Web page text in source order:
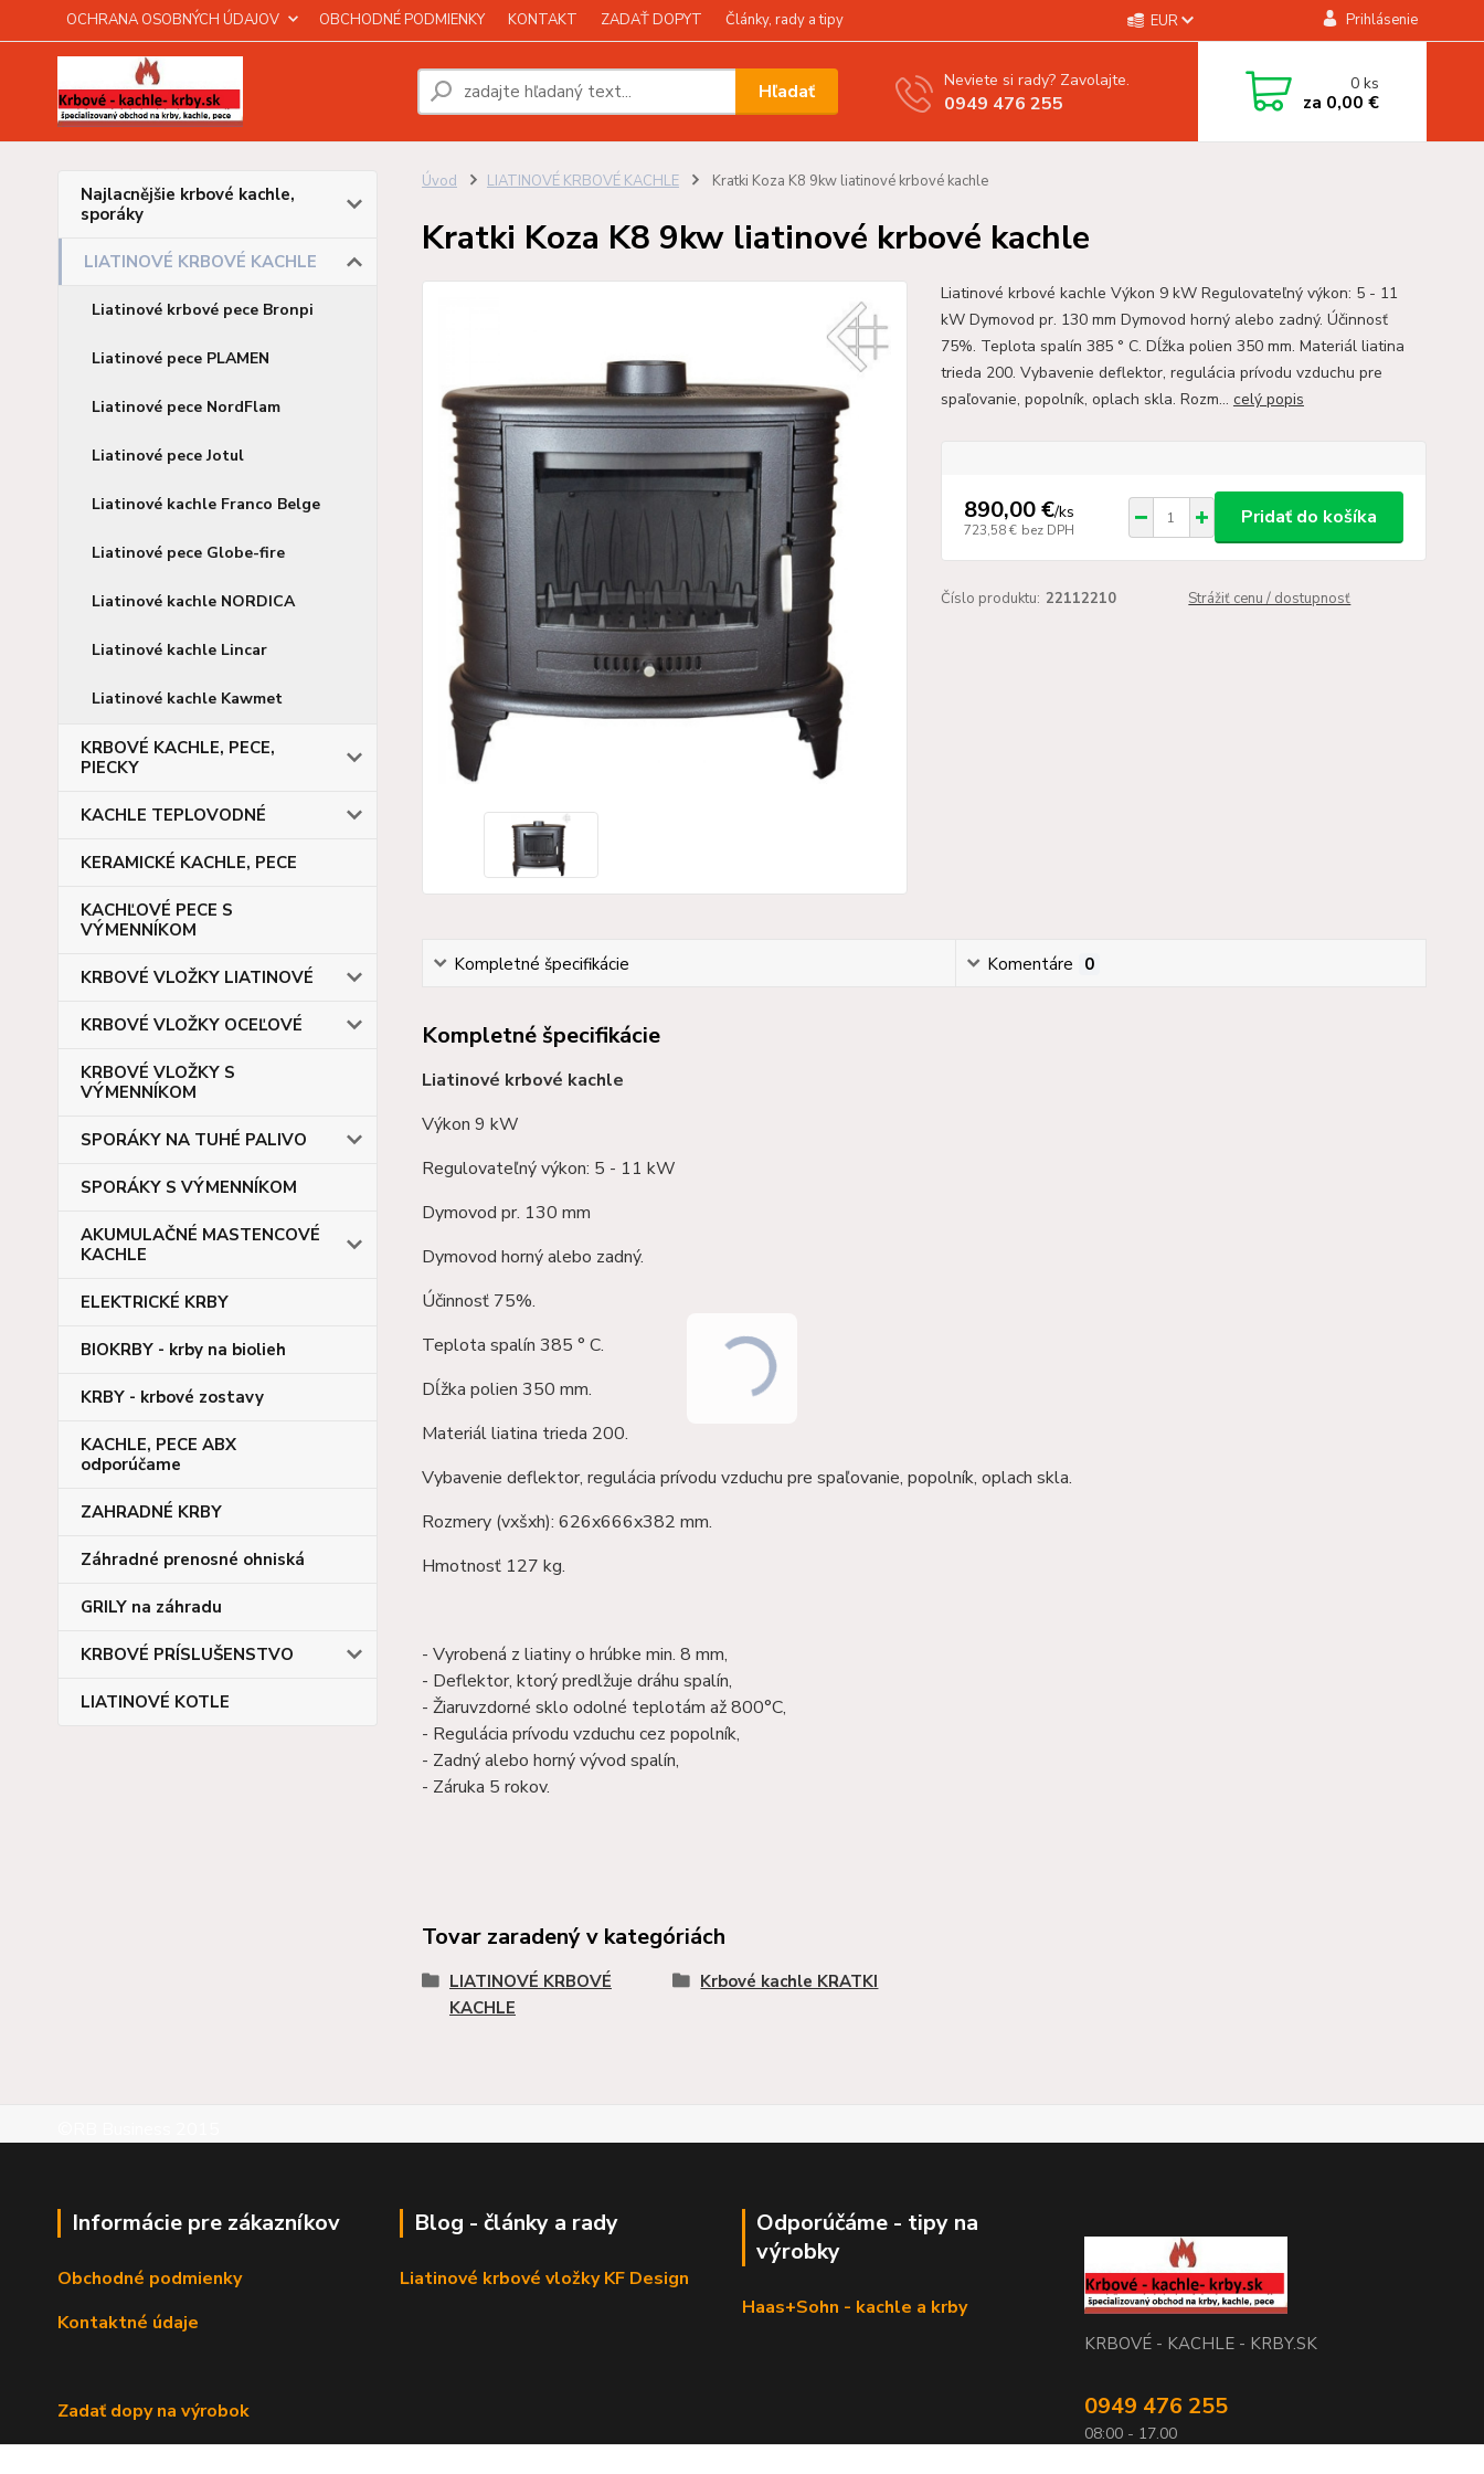
OCHRANA OSOBNÝCH ÚDAJOV OBCHODNÉ PODMIENKY KONTAKT ZADAŤ DOPYT Články, rady a tipy EUR Prihlásenie
Hľadať Neviete si rady? Zavolajte.
0949 476 255
0ks
za 0,00 €
Najlacnějšie krbové kachle,
sporáky
LIATINOVÉ KRBOVÉ KACHLE
Liatinové krbové pece Bronpi
Liatinové pece PLAMEN
Liatinové pece NordFlam
Liatinové pece Jotul
Liatinové kachle Franco Belge
Liatinové pece Globe-fire
Liatinové kachle NORDICA
Liatinové kachle Lincar
Liatinové kachle Kawmet
KRBOVÉ KACHLE, PECE,
PIECKY
KACHLE TEPLOVODNÉ
KERAMICKÉ KACHLE, PECE
KACHĽOVÉ PECE S
VÝMENNÍKOM
KRBOVÉ VLOŽKY LIATINOVÉ
KRBOVÉ VLOŽKY OCEĽOVÉ
KRBOVÉ VLOŽKY S
VÝMENNÍKOM
SPORÁKY NA TUHÉ PALIVO
SPORÁKY S VÝMENNÍKOM
AKUMULAČNÉ MASTENCOVÉ
KACHLE
ELEKTRICKÉ KRBY
BIOKRBY - krby na biolieh
KRBY - krbové zostavy
KACHLE, PECE ABX
odporúčame
ZAHRADNÉ KRBY
Záhradné prenosné ohniská
GRILY na záhradu
KRBOVÉ PRÍSLUŠENSTVO
LIATINOVÉ KOTLE
Úvod LIATINOVÉ KRBOVÉ KACHLE Kratki Koza K8 9kw liatinové krbové kachle
Kratki Koza K8 9kw liatinové krbové kachle
Liatinové krbové kachle Výkon 9 kW Regulovateľný výkon: 5 - 11
kW Dymovod pr. 130 mm Dymovod horný alebo zadný. Účinnosť
75%. Teplota spalín 385 ° C. Dĺžka polien 350 mm. Materiál liatina
trieda 200. Vybavenie deflektor, regulácia prívodu vzduchu pre
spaľovanie, popolník, oplach skla. Rozm... celý popis
890,00 €/ks
723,58 € bez DPH
Pridať do košíka
Číslo produktu: 22112210 Strážiť cenu / dostupnosť
Kompletné špecifikácie Komentáre 0
Kompletné špecifikácie
Liatinové krbové kachle
Výkon 9 kW
Regulovateľný výkon: 5 - 11 kW
Dymovod pr. 130 mm
Dymovod horný alebo zadný.
Účinnosť 75%.
Teplota spalín 385 ° C.
Dĺžka polien 350 mm.
Materiál liatina trieda 200.
Vybavenie deflektor, regulácia prívodu vzduchu pre spaľovanie, popolník, oplach skla.
Rozmery (vxšxh): 626x666x382 mm.
Hmotnosť 127 kg.
- Vyrobená z liatiny o hrúbke min. 8 mm,
- Deflektor, ktorý predlžuje dráhu spalín,
- Žiaruvzdorné sklo odolné teplotám až 800°C,
- Regulácia prívodu vzduchu cez popolník,
- Zadný alebo horný vývod spalín,
- Záruka 5 rokov.
Tovar zaradený v kategóriách
LIATINOVÉ KRBOVÉ
KACHLE
Krbové kachle KRATKI
Informácie pre zákazníkov
Obchodné podmienky
Kontaktné údaje
Zadať dopy na výrobok
Blog - články a rady
Liatinové krbové vložky KF Design
Odporúčáme - tipy na
výrobky
Haas+Sohn - kachle a krby
KRBOVÉ - KACHLE - KRBY.SK
0949 476 255
08:00 - 17.00